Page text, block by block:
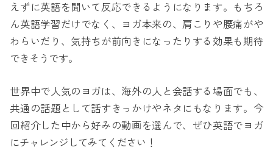
えずに英語を聞いて反応できるようになります。もちろ
ん英語学習だけでなく、ヨガ本来の、肩こりや腰痛がや
わらいだり、気持ちが前向きになったりする効果も期待
できそうです。
世界中で人気のヨガは、海外の人と会話する場面でも、
共通の話題として話すきっかけやネタにもなります。今
回紹介した中から好みの動画を選んで、ぜひ英語でヨガ
にチャレンジしてみてください！